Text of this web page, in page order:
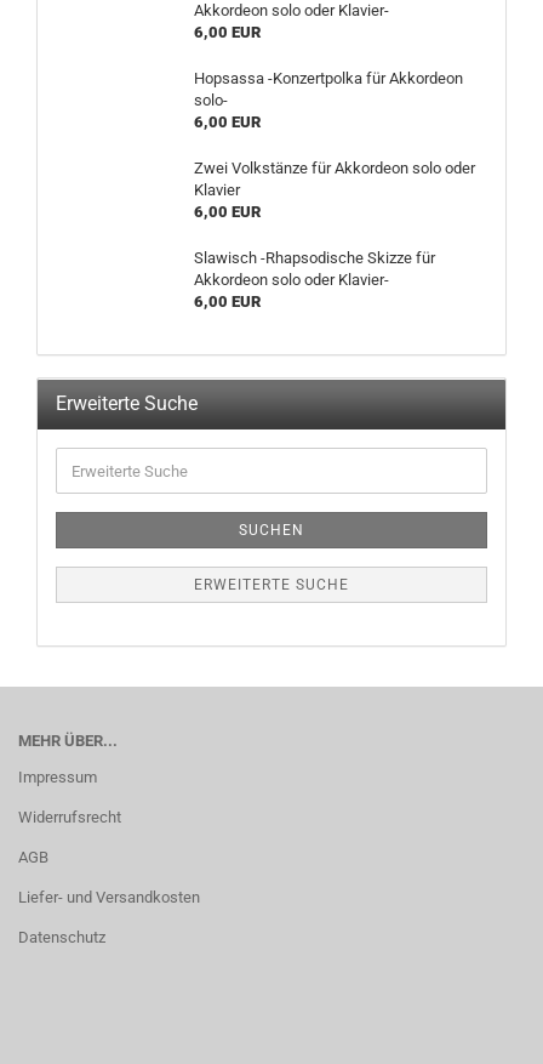
Akkordeon solo oder Klavier-
6,00 EUR
Hopsassa -Konzertpolka für Akkordeon
solo-
6,00 EUR
Zwei Volkstänze für Akkordeon solo oder
Klavier
6,00 EUR
Slawisch -Rhapsodische Skizze für
Akkordeon solo oder Klavier-
6,00 EUR
Erweiterte Suche
SUCHEN
ERWEITERTE SUCHE
MEHR ÜBER...
Impressum
Widerrufsrecht
AGB
Liefer- und Versandkosten
Datenschutz